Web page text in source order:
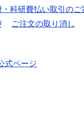
科研費払い取引のご
ご注文の取り消し
式ページ